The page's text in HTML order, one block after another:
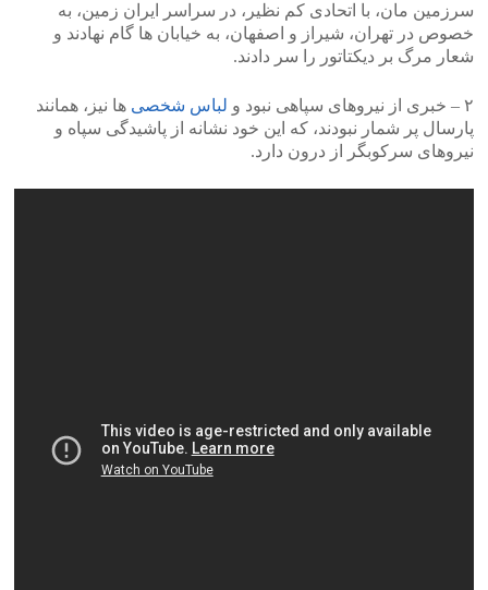
سرزمین مان، با اتحادی کم نظیر، در سراسر ایران زمین، به
خصوص در تهران، شیراز و اصفهان، به خیابان ها گام نهادند و
شعار مرگ بر دیکتاتور را سر دادند.
۲ – خبری از نیروهای سپاهی نبود و لباس شخصی ها نیز، همانند
پارسال پر شمار نبودند، که این خود نشانه از پاشیدگی سپاه و
نیروهای سرکوبگر از درون دارد.